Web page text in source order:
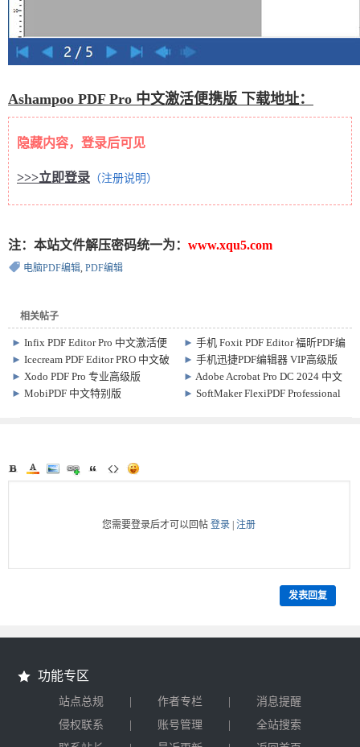
Ashampoo PDF Pro 中文激活便携版 下载地址：
隐藏内容，登录后可见
>>>立即登录 （注册说明）
注：本站文件解压密码统一为： www.xqu5.com
电脑PDF编辑, PDF编辑
相关帖子
►Infix PDF Editor Pro 中文激活便
携版 v7.6.9
►手机 Foxit PDF Editor 福昕PDF编
辑器 高级订阅版
v2026.4.3.0527.0810
►Icecream PDF Editor PRO 中文破
解版 v3.32 PDF编辑软件
►手机迅捷PDF编辑器 VIP高级版
v1.9.4.0
► Xodo PDF Pro 专业高级版
v10.15.0 手机PDF编辑软件
► Adobe Acrobat Pro DC 2024 中文
特别版 v24.002.20736
►MobiPDF 中文特别版
►SoftMaker FlexiPDF Professional
您需要登录后才可以回帖登录 |注册
发表回复
功能专区
站点总规 | 作者专栏 |
消息提醒
侵权联系
| 账号管理 |
全站搜索